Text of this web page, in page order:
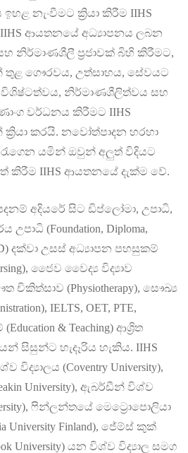
නැංවීමට ක්‍රියා කිරීම IIHS
ආයතනයේ අධ්‍යාපනය ලබන
නිර්මාණශීලී ප්‍රජාවක් බිහි කිරීමට,
තුළ ගෞරවය, උත්සාහය, සේවයට
විශිෂ්ටත්වය, නිර්මාණශීලිත්වය සහ
වර්ධනය කිරීමට IIHS
කරයි. නවෝත්පාදන හරහා
යමින් ඔවුන් අලුත් විදියට
කිරීම IIHS ආයතනයේ දැක්ම වේ.
අදියරේ සිට ඩිප්ලෝමා, උපාධි,
(Foundation, Diploma,
දක්වා උසස් අධ්‍යාපන පහසුකම්
ජෛව වෛද්‍ය විද්‍යාව
චිකිත්සාව (Physiotherapy), සෞඛ්‍ය
IELTS, OET, PTE,
& Teaching) ආශ්‍රිත
සිසුන්ට හැදෑරිය හැකිය. IIHS
(Coventry University),
University), ඇබර්ඩීන් විශ්ව
ෆින්ලන්තයේ මෙට්‍රොපොලියා
University Finland), ජේම්ස් කුක්
University) යන විශ්ව විද්‍යාල සමග